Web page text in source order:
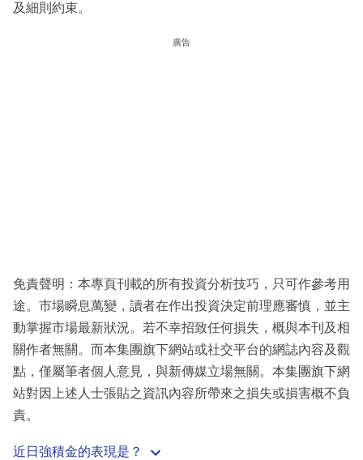
及細則約束。
廣告
免責聲明：本專頁刊載的所有投資分析技巧，只可作參考用
途。市場瞬息萬變，讀者在作出投資決定前理應審慎，並主
動掌握市場最新狀況。若不幸招致任何損失，概與本刊及相
關作者無關。而本集團旗下網站或社交平台的網誌內容及觀
點，僅屬筆者個人意見，與新傳媒立場無關。本集團旗下網
站對因上述人士張貼之資訊內容所帶來之損失或損害概不負
責。
近日強積金的表現是？